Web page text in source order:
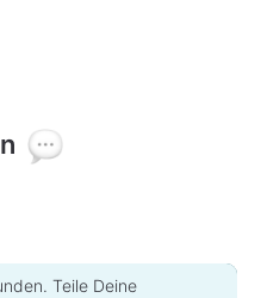
Teile Deine